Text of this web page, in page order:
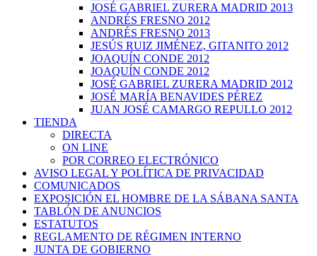
JOSÉ GABRIEL ZURERA MADRID 2013
ANDRÉS FRESNO 2012
ANDRÉS FRESNO 2013
JESÚS RUIZ JIMÉNEZ, GITANITO 2012
JOAQUÍN CONDE 2012
JOAQUÍN CONDE 2012
JOSÉ GABRIEL ZURERA MADRID 2012
JOSÉ MARÍA BENAVIDES PÉREZ
JUAN JOSÉ CAMARGO REPULLO 2012
TIENDA
DIRECTA
ON LINE
POR CORREO ELECTRÓNICO
AVISO LEGAL Y POLÍTICA DE PRIVACIDAD
COMUNICADOS
EXPOSICIÓN EL HOMBRE DE LA SÁBANA SANTA
TABLÓN DE ANUNCIOS
ESTATUTOS
REGLAMENTO DE RÉGIMEN INTERNO
JUNTA DE GOBIERNO